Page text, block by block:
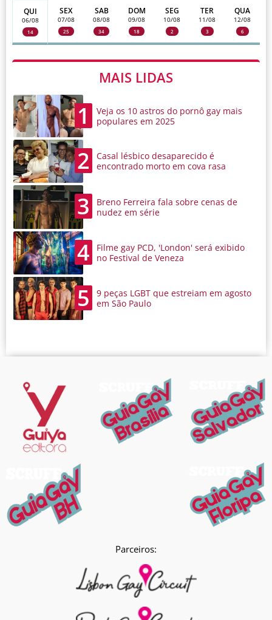
QUI
06/08
14
SEX
07/08
25
SAB
08/08
34
DOM
09/08
18
SEG
10/08
2
TER
11/08
3
QUA
12/08
6
MAIS LIDAS
1
Veja os 10 astros do pornô gay mais
populares em 2025
2
Casal lésbico desaparecido é
encontrado morto em cova rasa
3
Breno Ferreira fala sobre cenas de
nudez em série
4
Filme gay PCD, 'London' será exibido
no Festival de Veneza
5
9 peças LGBT que estreiam em agosto
em São Paulo
Parceiros: